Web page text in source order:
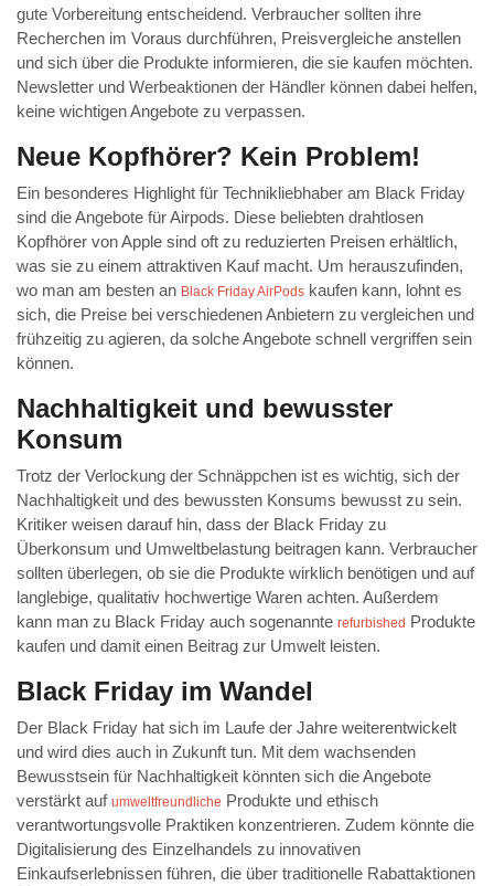
gute Vorbereitung entscheidend. Verbraucher sollten ihre
Recherchen im Voraus durchführen, Preisvergleiche anstellen
und sich über die Produkte informieren, die sie kaufen möchten.
Newsletter und Werbeaktionen der Händler können dabei helfen,
keine wichtigen Angebote zu verpassen.
Neue Kopfhörer? Kein Problem!
Ein besonderes Highlight für Technikliebhaber am Black Friday
sind die Angebote für Airpods. Diese beliebten drahtlosen
Kopfhörer von Apple sind oft zu reduzierten Preisen erhältlich,
was sie zu einem attraktiven Kauf macht. Um herauszufinden,
wo man am besten an Black Friday AirPods kaufen kann, lohnt es
sich, die Preise bei verschiedenen Anbietern zu vergleichen und
frühzeitig zu agieren, da solche Angebote schnell vergriffen sein
können.
Nachhaltigkeit und bewusster
Konsum
Trotz der Verlockung der Schnäppchen ist es wichtig, sich der
Nachhaltigkeit und des bewussten Konsums bewusst zu sein.
Kritiker weisen darauf hin, dass der Black Friday zu
Überkonsum und Umweltbelastung beitragen kann. Verbraucher
sollten überlegen, ob sie die Produkte wirklich benötigen und auf
langlebige, qualitativ hochwertige Waren achten. Außerdem
kann man zu Black Friday auch sogenannte refurbished Produkte
kaufen und damit einen Beitrag zur Umwelt leisten.
Black Friday im Wandel
Der Black Friday hat sich im Laufe der Jahre weiterentwickelt
und wird dies auch in Zukunft tun. Mit dem wachsenden
Bewusstsein für Nachhaltigkeit könnten sich die Angebote
verstärkt auf umweltfreundliche Produkte und ethisch
verantwortungsvolle Praktiken konzentrieren. Zudem könnte die
Digitalisierung des Einzelhandels zu innovativen
Einkaufserlebnissen führen, die über traditionelle Rabattaktionen